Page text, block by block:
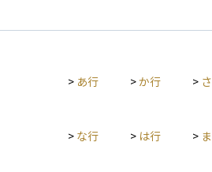
い」といった形で与信が行われます。 与信をする側は、相手
のような仕組みにより、経済活動が
の程度まで信用を与えるか」という
> あ行 >か行 >
> な行 > は行 >